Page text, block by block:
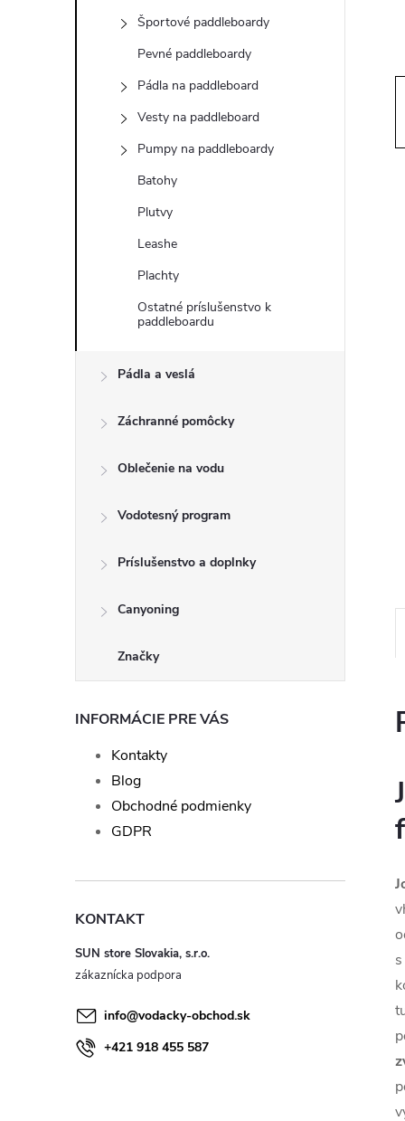
Športové paddleboardy
Pevné paddleboardy
Pádla na paddleboard
Vesty na paddleboard
Pumpy na paddleboardy
Batohy
Plutvy
Leashe
Plachty
Ostatné príslušenstvo k
paddleboardu
Pádla a veslá
Záchranné pomôcky
Oblečenie na vodu
Vodotesný program
Príslušenstvo a doplnky
Canyoning
Značky
INFORMÁCIE PRE VÁS
Kontakty
Blog
Obchodné podmienky
GDPR
KONTAKT
SUN store Slovakia, s.r.o.
info@vodacky-obchod.sk
+421 918 455 587